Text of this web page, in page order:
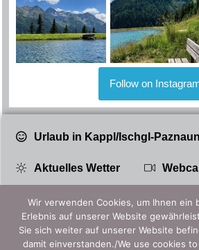
Follow on
Urlaub in Kappl/Ischgl-Paznaun
Aktuelles Wetter
Partnerbetrieb
Wir verwenden Cookies, um Ihnen ein
Erlebnis auf unserer Website
Sie sich weiter auf unserer Website
damit einverstanden./We use cookies